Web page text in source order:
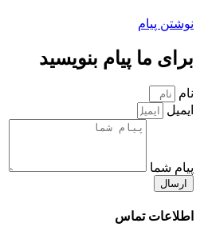
نوشتن پیام
برای ما پیام بنویسید
نام
ایمیل
پیام شما
ارسال
اطلاعات تماس